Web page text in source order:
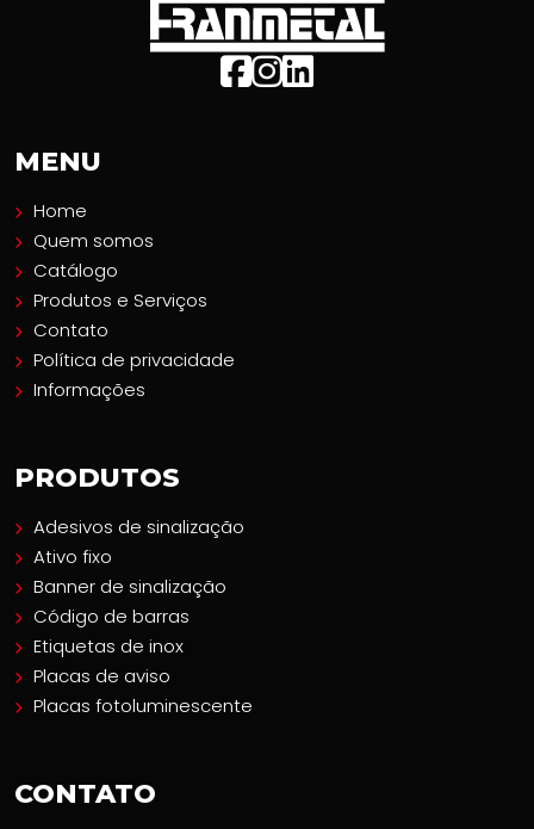
MENU
Home
Quem somos
Catálogo
Produtos e Serviços
Contato
Política de privacidade
Informações
PRODUTOS
Adesivos de sinalização
Ativo fixo
Banner de sinalização
Código de barras
Etiquetas de inox
Placas de aviso
Placas fotoluminescente
CONTATO